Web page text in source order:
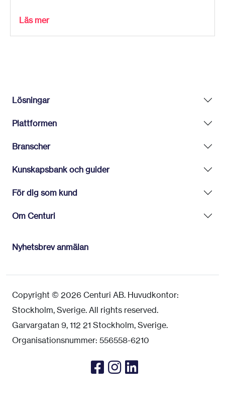
Läs mer
Lösningar
Plattformen
Branscher
Kunskapsbank och guider
För dig som kund
Om Centuri
Nyhetsbrev anmälan
Copyright © 2026 Centuri AB. Huvudkontor:
Stockholm, Sverige. All rights reserved.
Garvargatan 9, 112 21 Stockholm, Sverige.
Organisationsnummer: 556558-6210